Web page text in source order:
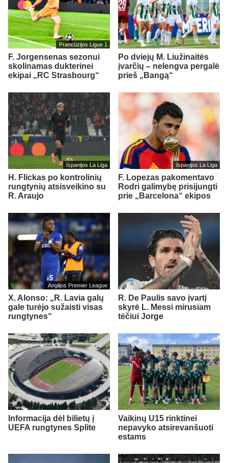
Prancūzijos Ligue 1
F. Jorgensenas sezonui
skolinamas dukterinei
ekipai „RC Strasbourg“
Po dviejų M. Liužinaitės
įvarčių – nelengva pergalė
prieš „Bangą“
Ispanijos La Liga
H. Flickas po kontrolinių
rungtynių atsisveikino su
R. Araujo
Ispanijos La Liga
F. Lopezas pakomentavo
Rodri galimybę prisijungti
prie „Barcelona“ ekipos
Anglijos Premier League
X. Alonso: „R. Lavia galų
gale turėjo sužaisti visas
rungtynes“
R. De Paulis savo įvartį
skyrė L. Messi mirusiam
tėčiui Jorge
Informacija dėl bilietų į
UEFA rungtynes Splite
Vaikinų U15 rinktinei
nepavyko atsirevanšuoti
estams